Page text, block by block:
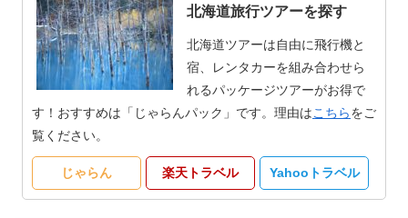
北海道旅行ツアーを探す
北海道ツアーは自由に飛行機と
宿、レンタカーを組み合わせら
れるパッケージツアーがお得で
す！おすすめは「じゃらんパック」です。理由はこちらをご
覧ください。
じゃらん 楽天トラベル Yahooトラベル